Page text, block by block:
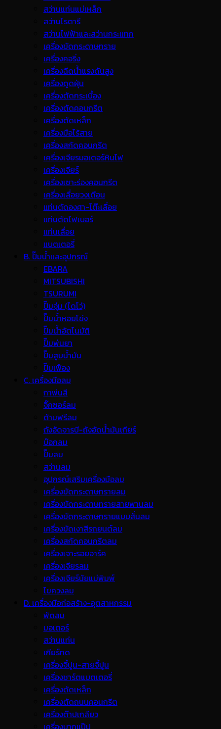
สว่านแท่นแม่เหล็ก
สว่านโรตารี
สว่านไฟฟ้าและสว่านกระแทก
เครื่องขัดกระดาษทราย
เครื่องคอริ่ง
เครื่องฉีดน้ำแรงดันสูง
เครื่องดูดฝุ่น
เครื่องตัดกระเบื้อง
เครื่องตัดคอนกรีต
เครื่องตัดเหล็ก
เครื่องมือไร้สาย
เครื่องสกัดคอนกรีต
เครื่องเจียรมอเตอร์หินไฟ
เครื่องเจียร์
เครื่องเซาะร่องคอนกรีต
เครื่องเลื่อยวงเดือน
แท่นตัดองศา-โต๊ะเลื่อย
แท่นตัดไฟเบอร์
แท่นเลื่อย
แบตเตอรี่
B. ปั๊มน้ำและอุปกรณ์
EBARA
MITSUBISHI
TSURUMI
ปั๊มจุ่ม (ไดโว่)
ปั๊มน้ำหอยโข่ง
ปั๊มน้ำอัตโนมัติ
ปั๊มพ่นยา
ปั๊มสูบน้ำมัน
ปั๊มเฟือง
C. เครื่องมือลม
กาพ่นสี
จิ๊กซอร์ลม
ด้ามฟรีลม
ถังอัดจารบี-ถังอัดน้ำมันเกียร์
บ๊อกลม
ปั๊มลม
สว่านลม
อุปกรณ์เสริมเครื่องมือลม
เครื่องขัดกระดาษทรายลม
เครื่องขัดกระดาษทรายสายพานลม
เครื่องขัดกระดาษทรายแบบสั่นลม
เครื่องขัดเงาสีรถยนต์ลม
เครื่องสกัดคอนกรีตลม
เครื่องเจาะรอยอาร์ค
เครื่องเจียรลม
เครื่องเจียร์นัยแม่พิมพ์
ไขควงลม
D. เครื่องมือก่อสร้าง-อุตสาหกรรม
พ้ดลม
มอเตอร์
สว่านแท่น
เกียร์ทด
เครื่องจี้ปูน-สายจี้ปูน
เครื่องชาร์ตแบตเตอรี่
เครื่องดัดเหล็ก
เครื่องตัดถนนคอนกรีต
เครื่องต๊าปเกลียว
เครื่องบากแป๊ป